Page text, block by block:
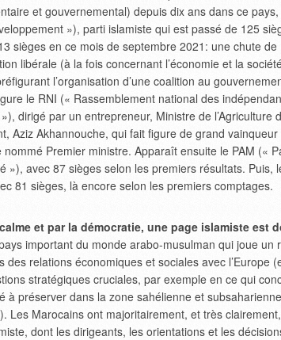
et gouvernemental) depuis dix ans dans ce
»), parti islamiste qui est passé de 125
sièges en ce mois de septembre 2021: une chute
libérale (à la fois concernant l’économie et la
l’organisation d’une coalition au
le RNI (« Rassemblement national des
dirigé par un entrepreneur, Ministre de l’Agriculture
Aziz Akhannouche, qui fait figure de grand
nommé Premier ministre. Apparaît ensuite le PAM («
»), avec 87 sièges selon les premiers résultats. Puis,
81 sièges, là encore selon les premiers comptages.
et par la démocratie, une page islamiste est
important du monde arabo-musulman qui joue un
des relations économiques et sociales avec l’Europe
stratégiques cruciales, par exemple en ce qui
à préserver dans la zone sahélienne et
Les Marocains ont majoritairement, et très
dont les dirigeants, les orientations et les